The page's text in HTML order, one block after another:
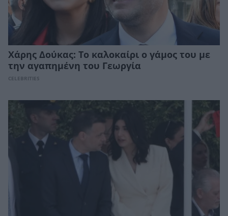
Χάρης Δούκας: Το καλοκαίρι ο γάμος του με
την αγαπημένη του Γεωργία
CELEBRITIES